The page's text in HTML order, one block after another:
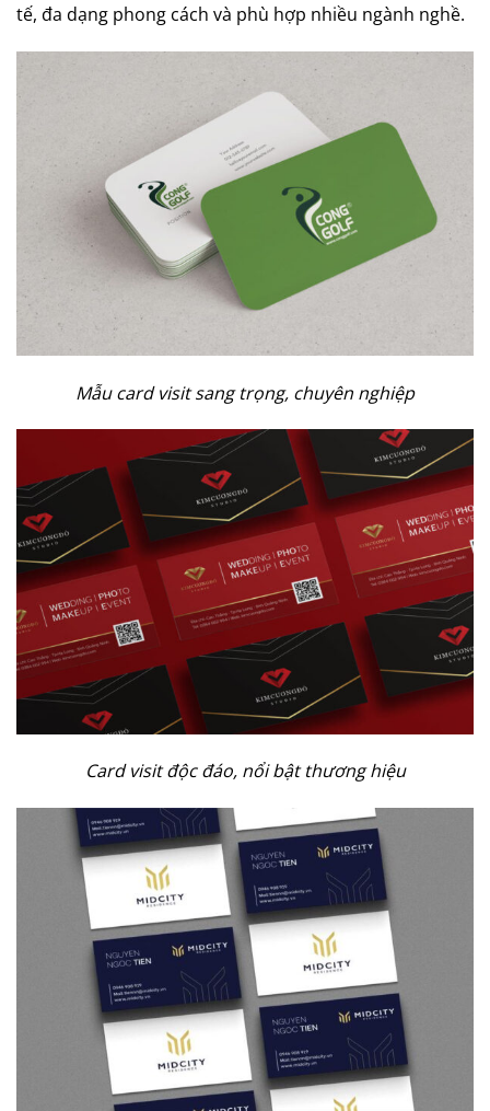
tế, đa dạng phong cách và phù hợp nhiều ngành nghề.
Mẫu card visit sang trọng, chuyên nghiệp
Card visit độc đáo, nổi bật thương hiệu